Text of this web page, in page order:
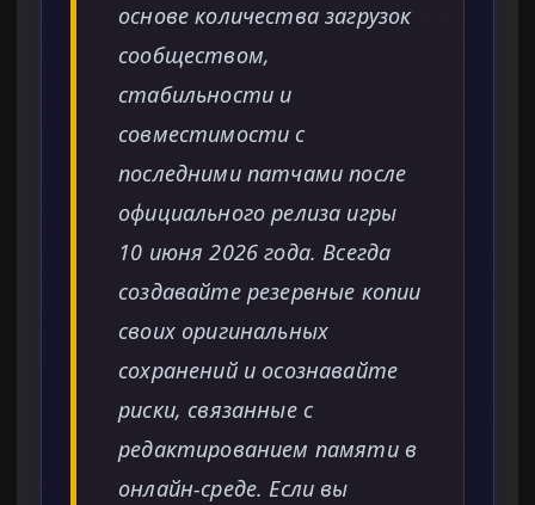
основе количества загрузок
сообществом,
стабильности и
совместимости с
последними патчами после
официального релиза игры
10 июня 2026 года. Всегда
создавайте резервные копии
своих оригинальных
сохранений и осознавайте
риски, связанные с
редактированием памяти в
онлайн-среде. Если вы